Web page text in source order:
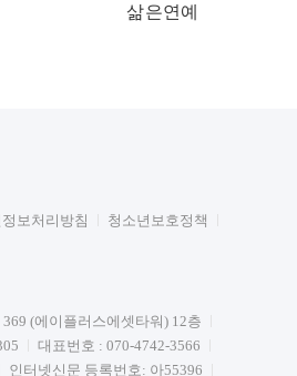
삶은연예
보처리방침
청소년보호정책
(에이플러스에셋타워) 12층
대표번호 : 070-4742-3566
인터넷신문 등록번호: 아55396